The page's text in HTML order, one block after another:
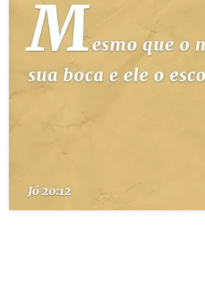
ESTUDOS BÍBLICOS
ESBOÇOS DE PREGAÇÃO
PERGUNTE À BÍBLIA
TERMO BÍBLICO